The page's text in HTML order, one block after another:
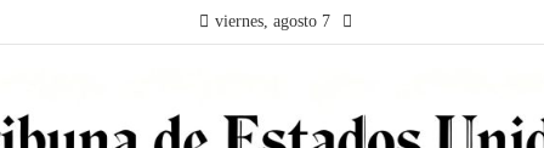
viernes, agosto 7